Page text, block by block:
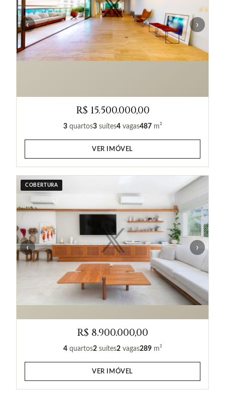
‹ ›
R$ 15.500.000,00
3quartos3suítes4vagas487m²
VER IMÓVEL
COBERTURA
‹ ›
R$ 8.900.000,00
4quartos2suítes2vagas289m²
VER IMÓVEL